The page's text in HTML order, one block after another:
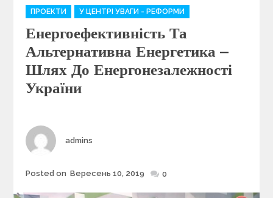
C
a
e
g
o
r
ПРОЕКТИ У ЦЕНТРІ УВАГИ - РЕФОРМИ
Енергоефективність Та
Альтернативна Енергетика –
Шлях До Енергонезалежності
України
Author
admins
Posted
Posted on Вересень 10, 2019 0